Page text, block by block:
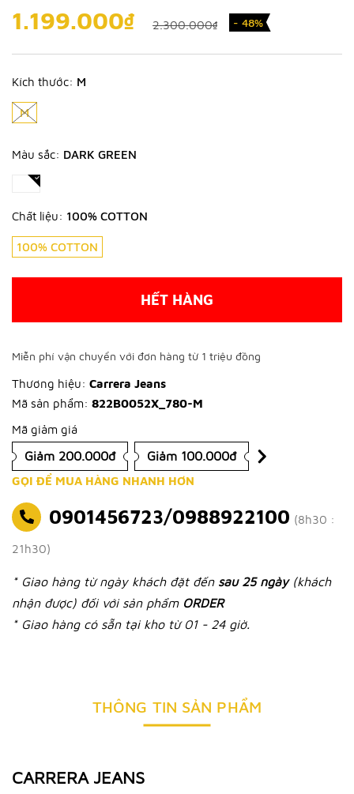
1.199.000₫ 2.300.000₫ - 48%
Kích thước: M
M
Màu sắc: DARK GREEN
Chất liệu: 100% COTTON
100% COTTON
HẾT HÀNG
Miễn phí vận chuyển với đơn hàng từ 1 triệu đồng
Thương hiệu: Carrera Jeans
Mã sản phẩm: 822B0052X_780-M
Mã giảm giá
Giảm 200.000đ Giảm 100.000đ
GỌI ĐỂ MUA HÀNG NHANH HƠN
0901456723/0988922100 (8h30 :
21h30)
* Giao hàng từ ngày khách đặt đến sau 25 ngày (khách
nhận được) đối với sản phẩm ORDER
* Giao hàng có sẵn tại kho từ 01 - 24 giờ.
THÔNG TIN SẢN PHẨM
CARRERA JEANS